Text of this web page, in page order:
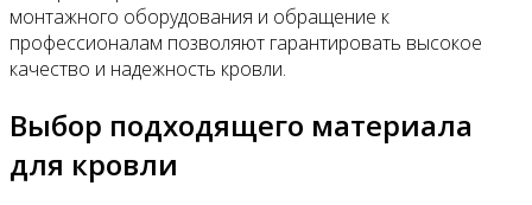
монтажного оборудования и обращение к
профессионалам позволяют гарантировать высокое
качество и надежность кровли.
Выбор подходящего материала
для кровли